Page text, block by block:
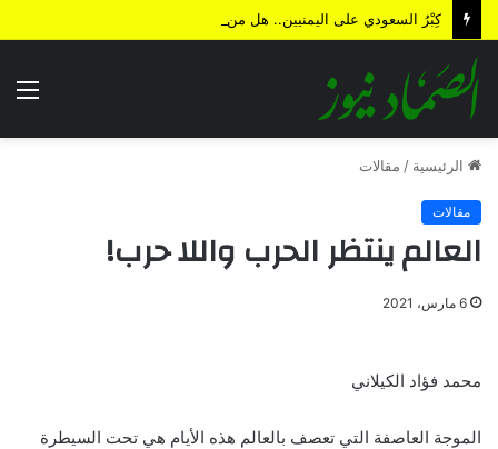
كِبْرُ السعودي على اليمنيين.. هل من نهاية؟!
الرئيسية / مقالات
مقالات
العالم ينتظر الحرب واللا حرب!
6 مارس، 2021
محمد فؤاد الكيلاني
الموجة العاصفة التي تعصف بالعالم هذه الأيام هي تحت السيطرة